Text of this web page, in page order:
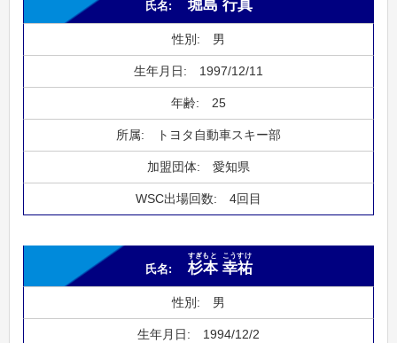
堀島 行真
男
1997/12/11
25
トヨタ自動車スキー部
愛知県
4回目
杉本
すぎもと
幸祐
こうすけ
男
1994/12/2